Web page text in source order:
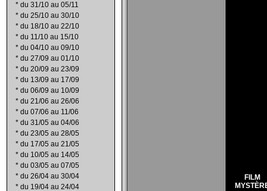
* du 31/10 au 05/11
* du 25/10 au 30/10
* du 18/10 au 22/10
* du 11/10 au 15/10
* du 04/10 au 09/10
* du 27/09 au 01/10
* du 20/09 au 23/09
* du 13/09 au 17/09
* du 06/09 au 10/09
* du 21/06 au 26/06
* du 07/06 au 11/06
* du 31/05 au 04/06
* du 23/05 au 28/05
* du 17/05 au 21/05
* du 10/05 au 14/05
* du 03/05 au 07/05
* du 26/04 au 30/04
* du 19/04 au 24/04
FILM